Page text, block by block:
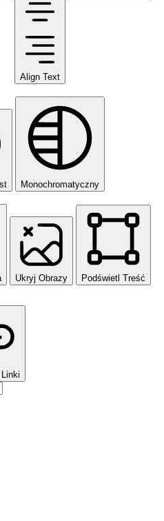
Align Text
Monochromatyczny
Ukryj Obrazy Podświetl Treść